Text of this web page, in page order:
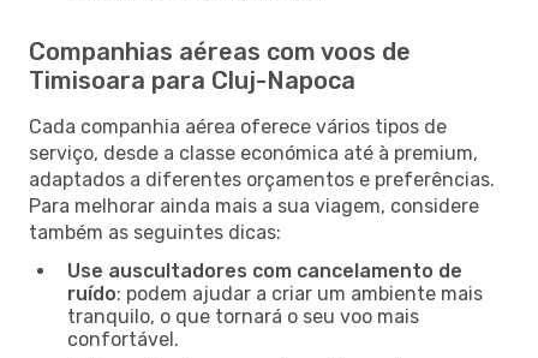
Companhias aéreas com voos de
Timisoara para Cluj-Napoca
Cada companhia aérea oferece vários tipos de
serviço, desde a classe económica até à premium,
adaptados a diferentes orçamentos e preferências.
Para melhorar ainda mais a sua viagem, considere
também as seguintes dicas:
Use auscultadores com cancelamento de
ruído: podem ajudar a criar um ambiente mais
tranquilo, o que tornará o seu voo mais
confortável.